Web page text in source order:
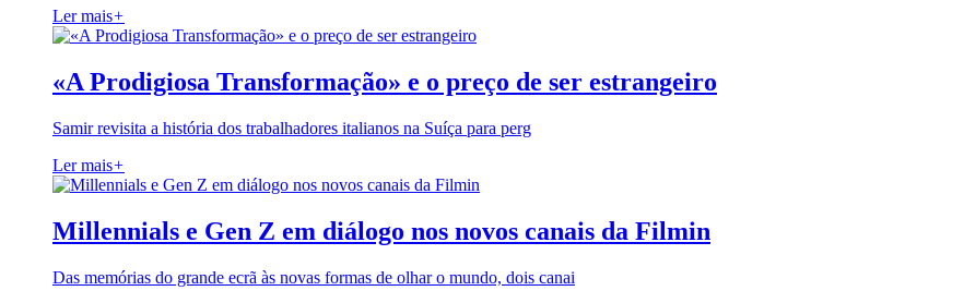
Ler mais+
«A Prodigiosa Transformação» e o preço de ser estrangeiro
Samir revisita a história dos trabalhadores italianos na Suíça para perg
Ler mais+
Millennials e Gen Z em diálogo nos novos canais da Filmin
Das memórias do grande ecrã às novas formas de olhar o mundo, dois canai